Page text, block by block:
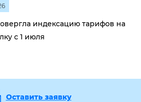
индексацию тарифов на
с 1 июля
Оставить заявку